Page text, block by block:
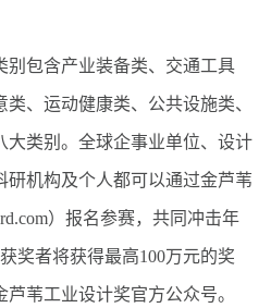
包含产业装备类、交通工具
、运动健康类、公共设施类、
大类别。全球企事业单位、设计
研机构及个人都可以通过金芦苇
）报名参赛，共同冲击年
奖者将获得最高100万元的奖
苇工业设计奖官方公众号。